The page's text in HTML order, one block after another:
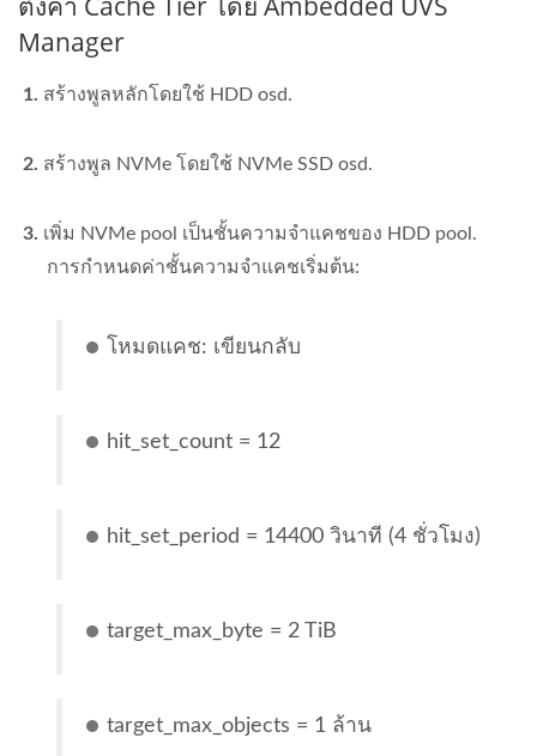
Manager
1. สร้างพูลหลักโดยใช้ HDD osd.
2. สร้างพูล NVMe โดยใช้ NVMe SSD osd.
3. เพิ่ม NVMe pool เป็นชั้นความจำแคชของ HDD pool.
การกำหนดค่าชั้นความจำแคชเริ่มต้น:
โหมดแคช: เขียนกลับ
hit_set_count = 12
hit_set_period = 14400 วินาที (4 ชั่วโมง)
target_max_byte = 2 TiB
target_max_objects = 1 ล้าน